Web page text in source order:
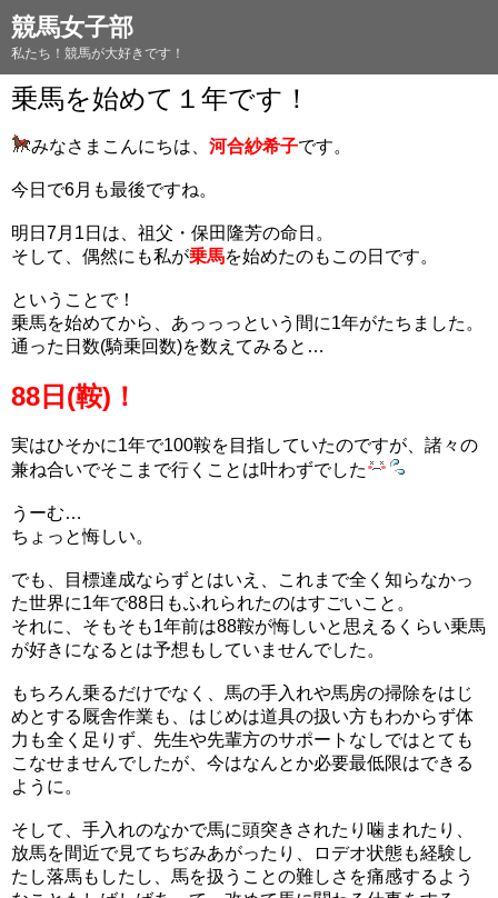
競馬女子部
私たち！競馬が大好きです！
乗馬を始めて１年です！
みなさまこんにちは、 河合紗希子です。
今日で6月も最後ですね。
明日7月1日は、祖父・保田隆芳の命日。
そして、偶然にも私が乗馬を始めたのもこの日です。
ということで！
乗馬を始めてから、あっっっという間に1年がたちました。
通った日数(騎乗回数)を数えてみると…
88日(鞍)！
実はひそかに1年で100鞍を目指していたのですが、諸々の
兼ね合いでそこまで行くことは叶わずでした
うーむ…
ちょっと悔しい。
でも、目標達成ならずとはいえ、これまで全く知らなかっ
た世界に1年で88日もふれられたのはすごいこと。
それに、そもそも1年前は88鞍が悔しいと思えるくらい乗馬
が好きになるとは予想もしていませんでした。
もちろん乗るだけでなく、馬の手入れや馬房の掃除をはじ
めとする厩舎作業も、はじめは道具の扱い方もわからず体
力も全く足りず、先生や先輩方のサポートなしではとても
こなせませんでしたが、今はなんとか必要最低限はできる
ように。
そして、手入れのなかで馬に頭突きされたり噛まれたり、
放馬を間近で見てちぢみあがったり、ロデオ状態も経験し
たし落馬もしたし、馬を扱うことの難しさを痛感するよう